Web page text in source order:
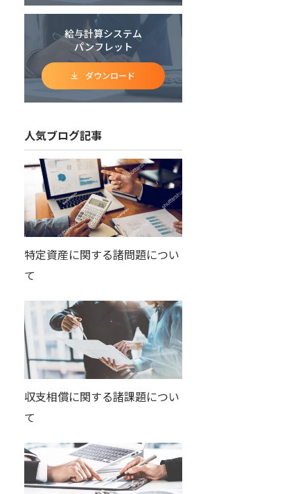
給与計算システム
パンフレット
ダウンロード
人気ブログ記事
特定資産に関する諸問題につい
て
収支相償に関する諸課題につい
て